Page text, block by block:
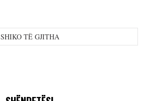
SHIKO TË GJITHA